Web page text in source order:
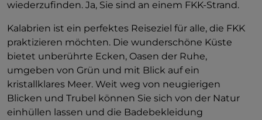
wiederzufinden. Ja, Sie sind an einem FKK-Strand.
Kalabrien ist ein perfektes Reiseziel für alle, die FKK
praktizieren möchten. Die wunderschöne Küste
bietet unberührte Ecken, Oasen der Ruhe,
umgeben von Grün und mit Blick auf ein
kristallklares Meer. Weit weg von neugierigen
Blicken und Trubel können Sie sich von der Natur
einhüllen lassen und die Badebekleidung